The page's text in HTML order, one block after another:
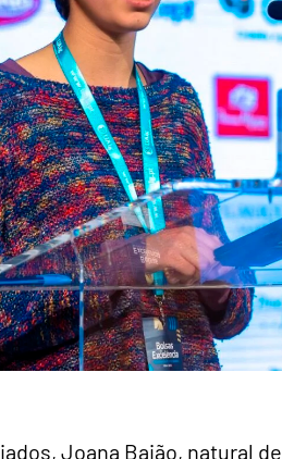
Joana Baião, natural